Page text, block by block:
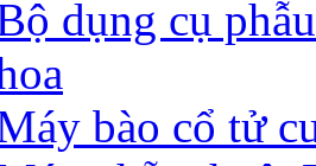
dụng cụ
bào cổ tử